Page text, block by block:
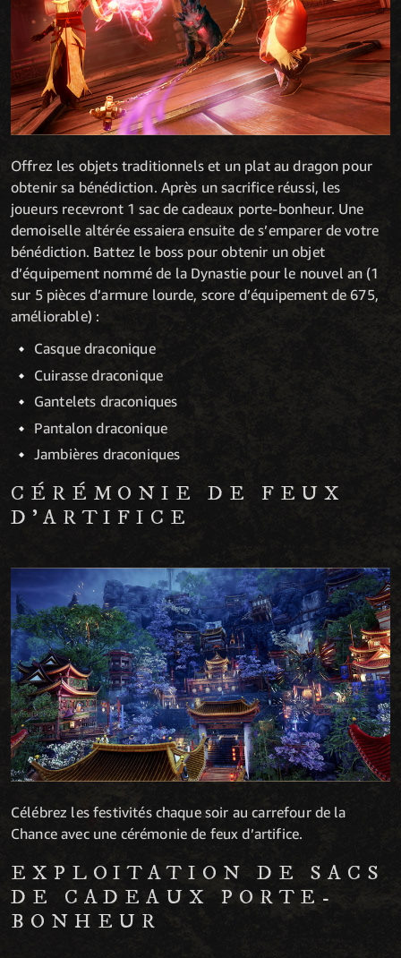
Offrez les objets traditionnels et un plat au dragon pour
obtenir sa bénédiction. Après un sacrifice réussi, les
joueurs recevront 1 sac de cadeaux porte-bonheur. Une
demoiselle altérée essaiera ensuite de s’emparer de votre
bénédiction. Battez le boss pour obtenir un objet
d’équipement nommé de la Dynastie pour le nouvel an (1
sur 5 pièces d’armure lourde, score d’équipement de 675,
améliorable) :
Casque draconique
Cuirasse draconique
Gantelets draconiques
Pantalon draconique
Jambières draconiques
CÉRÉMONIE DE FEUX
D’ARTIFICE
Célébrez les festivités chaque soir au carrefour de la
Chance avec une cérémonie de feux d’artifice.
EXPLOITATION DE SACS
DE CADEAUX PORTE-
BONHEUR